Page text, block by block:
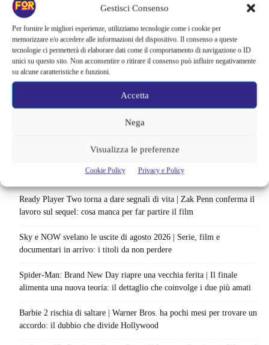
Gestisci Consenso
Per fornire le migliori esperienze, utilizziamo tecnologie come i cookie per
memorizzare e/o accedere alle informazioni del dispositivo. Il consenso a queste
tecnologie ci permetterà di elaborare dati come il comportamento di navigazione o ID
unici su questo sito. Non acconsentire o ritirare il consenso può influire negativamente
su alcune caratteristiche e funzioni.
Accetta
Nega
Visualizza le preferenze
Cookie Policy Privacy e Policy
immagini: cosa anticipano sulla nuova stagione
Ready Player Two torna a dare segnali di vita | Zak Penn conferma il
lavoro sul sequel: cosa manca per far partire il film
Sky e NOW svelano le uscite di agosto 2026 | Serie, film e
documentari in arrivo: i titoli da non perdere
Spider-Man: Brand New Day riapre una vecchia ferita | Il finale
alimenta una nuova teoria: il dettaglio che coinvolge i due più amati
Barbie 2 rischia di saltare | Warner Bros. ha pochi mesi per trovare un
accordo: il dubbio che divide Hollywood